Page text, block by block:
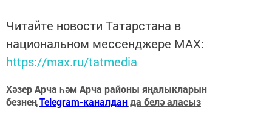
Читайте новости Татарстана в
национальном мессенджере MАХ:
https://max.ru/tatmedia
Хәзер Арча һәм Арча районы яңалыкларын
безнеңTelegram-каналданда белә аласыз